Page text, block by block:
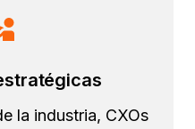
la industria, CXOs